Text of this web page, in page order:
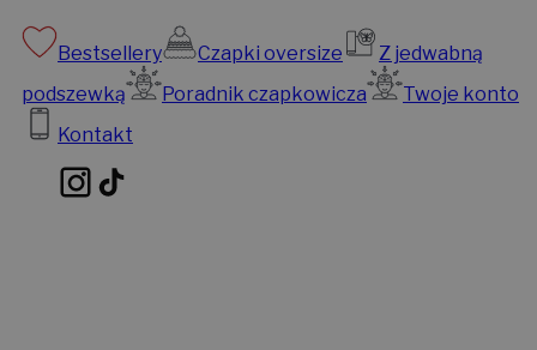
Bestsellery Czapki oversize
Z jedwabną
podszewką
Poradnik czapkowicza
Twoje konto
Kontakt